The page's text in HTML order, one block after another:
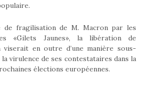
de fragilisation de M. Macron par les
«Gilets Jaunes», la libération de
viserait en outre d’une manière sous-
virulence de ses contestataires dans la
élections européennes.